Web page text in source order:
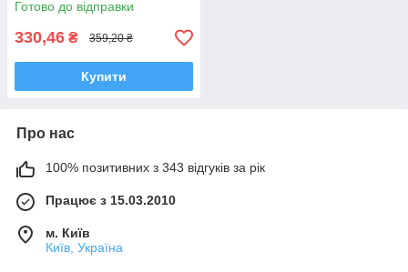
Готово до відправки
330,46 ₴ 359,20 ₴
Купити
Про нас
100% позитивних з 343 відгуків за рік
Працює з 15.03.2010
м. Київ
Київ, Україна